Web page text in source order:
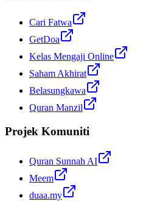
Cari Fatwa
GetDoa
Kelas Mengaji Online
Saham Akhirat
Belasungkawa
Quran Manzil
Projek Komuniti
Quran Sunnah AI
Meem
duaa.my